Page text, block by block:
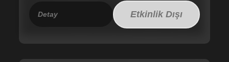
Detay Etkinlik Dışı